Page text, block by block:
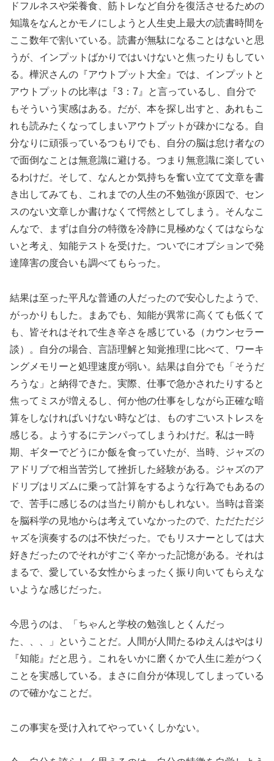
ドフルネスや栄養食、筋トレなど自分を復活させるための
知識をなんとかモノにしようと人生史上最大の読書時間を
ここ数年で割いている。読書が無駄になることはないと思
うが、インプットばかりではいけないと焦ったりもしてい
る。樺沢さんの『アウトプット大全』では、インプットと
アウトプットの比率は『3：7』と言っているし、自分で
もそういう実感はある。だが、本を探し出すと、あれもこ
れも読みたくなってしまいアウトプットが疎かになる。自
分なりに頑張っているつもりでも、自分の脳は怠け者なの
で面倒なことは無意識に避ける。つまり無意識に楽してい
るわけだ。そして、なんとか気持ちを奮い立てて文章を書
き出してみても、これまでの人生の不勉強が原因で、セン
スのない文章しか書けなくて愕然としてしまう。そんなこ
んなで、まずは自分の特徴を冷静に見極めなくてはならな
いと考え、知能テストを受けた。ついでにオプションで発
達障害の度合いも調べてもらった。
結果は至った平凡な普通の人だったので安心したようで、
がっかりもした。まあでも、知能が異常に高くても低くて
も、皆それはそれで生き辛さを感じている（カウンセラー
談）。自分の場合、言語理解と知覚推理に比べて、ワーキ
ングメモリーと処理速度が弱い。結果は自分でも「そうだ
ろうな」と納得できた。実際、仕事で急かされたりすると
焦ってミスが増えるし、何か他の仕事をしながら正確な暗
算をしなければいけない時などは、ものすごいストレスを
感じる。ようするにテンパってしまうわけだ。私は一時
期、ギターでどうにか飯を食っていたが、当時、ジャズの
アドリブで相当苦労して挫折した経験がある。ジャズのア
ドリブはリズムに乗って計算をするような行為でもあるの
で、苦手に感じるのは当たり前かもしれない。当時は音楽
を脳科学の見地からは考えていなかったので、ただただジ
ャズを演奏するのは不快だった。でもリスナーとしては大
好きだったのでそれがすごく辛かった記憶がある。それは
まるで、愛している女性からまったく振り向いてもらえな
いような感じだった。
今思うのは、「ちゃんと学校の勉強しとくんだっ
た、、、」ということだ。人間が人間たるゆえんはやはり
『知能』だと思う。これをいかに磨くかで人生に差がつく
ことを実感している。まさに自分が体現してしまっている
ので確かなことだ。
この事実を受け入れてやっていくしかない。